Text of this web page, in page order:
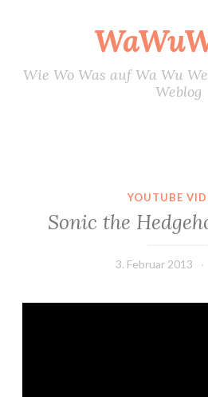
springen
Wie Wo Was auf Wa Wu
Weblog
YOUTUBE
Sonic the
3. Februar 2013